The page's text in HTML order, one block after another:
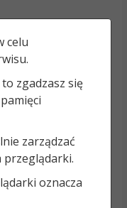
celu
zgadzasz się
zarządzać
przeglądarki.
oznacza